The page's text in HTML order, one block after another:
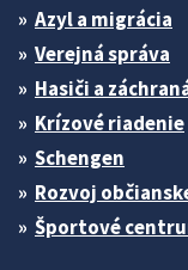
Azyl a migrácia
Verejná správa
Hasiči a
Krízové riadenie
Schengen
Rozvoj
Športové